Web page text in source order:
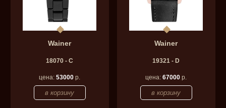
Wainer
18070 - C
цена:53000 р.
Wainer
19321 - D
цена:67000 р.